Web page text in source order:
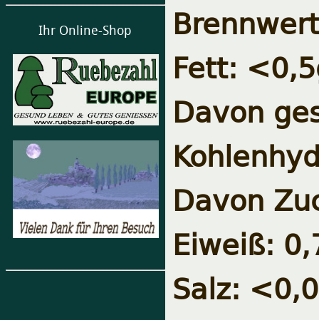
Ihr Online-Shop
Fett:
Davon
Davon
Eiweiß:
Salz: